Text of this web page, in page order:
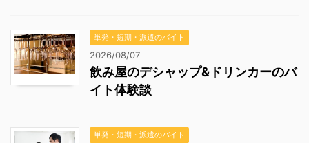
単発・短期・派遣のバイト
2026/08/07
飲み屋のデシャップ&ドリンカーのバ
イト体験談
単発・短期・派遣のバイト